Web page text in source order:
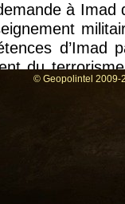
à
d’Imad
du
la
© Geopolintel 2009-